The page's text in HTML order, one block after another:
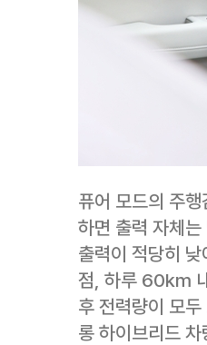
퓨어 모드의 주
하면 출력 자체
출력이 적당히
점, 하루 60km
후 전력량이 모
롱 하이브리드